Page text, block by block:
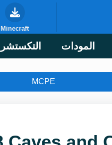
المودات التكستشر
Minecraft
MCPE